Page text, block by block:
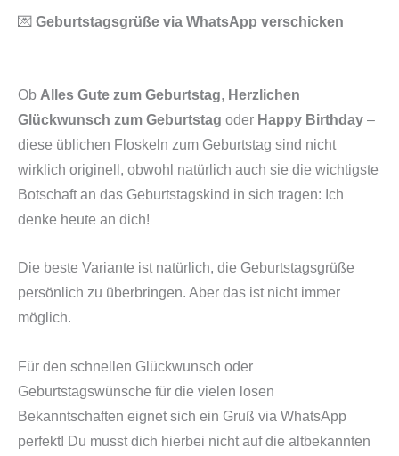
💌 Geburtstagsgrüße via WhatsApp verschicken
Ob Alles Gute zum Geburtstag, Herzlichen
Glückwunsch zum Geburtstag oder Happy Birthday –
diese üblichen Floskeln zum Geburtstag sind nicht
wirklich originell, obwohl natürlich auch sie die wichtigste
Botschaft an das Geburtstagskind in sich tragen: Ich
denke heute an dich!
Die beste Variante ist natürlich, die Geburtstagsgrüße
persönlich zu überbringen. Aber das ist nicht immer
möglich.
Für den schnellen Glückwunsch oder
Geburtstagswünsche für die vielen losen
Bekanntschaften eignet sich ein Gruß via WhatsApp
perfekt! Du musst dich hierbei nicht auf die altbekannten